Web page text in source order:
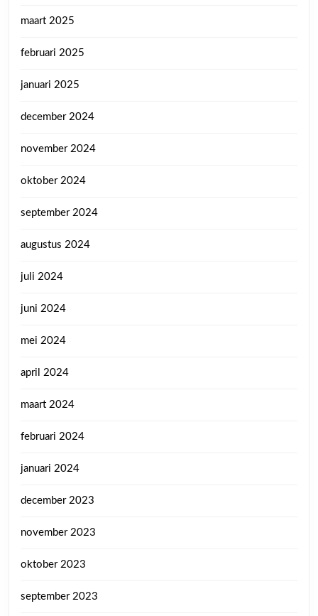
maart 2025
februari 2025
januari 2025
december 2024
november 2024
oktober 2024
september 2024
augustus 2024
juli 2024
juni 2024
mei 2024
april 2024
maart 2024
februari 2024
januari 2024
december 2023
november 2023
oktober 2023
september 2023